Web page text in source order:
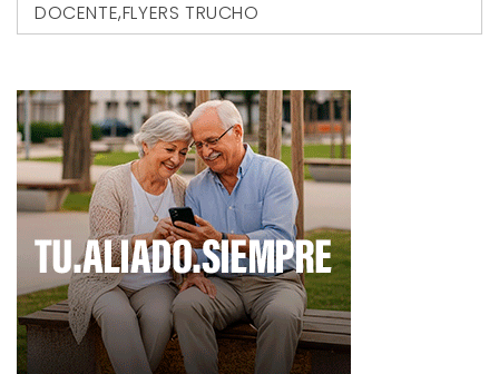
DOCENTE,FLYERS TRUCHO